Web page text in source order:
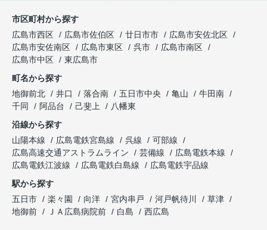
市区町村から探す
広島市西区
広島市佐伯区 廿日市市
広島市安佐北区
広島市安佐南区
広島市東区 呉市
広島市南区
広島市中区
東広島市
町名から探す
地御前北
井口 落合南 五日市中央 亀山
牛田南
千同
阿品台 己斐上
八幡東
沿線から探す
山陽本線
広島電鉄宮島線 呉線
可部線
広島高速交通アストラムライン
芸備線
広島電鉄本線
広島電鉄江波線
広島電鉄白島線
広島電鉄宇品線
駅から探す
五日市
楽々園 向洋 宮内串戸 河戸帆待川
草津
地御前
ＪＡ広島病院前 白島 西広島